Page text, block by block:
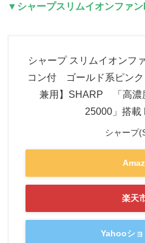
▼シャープスリムイオンファン
シャープ スリムイオンフ
コン付 ゴールド系ピン
兼用】SHARP 「高濃
25000」搭載
シャープ
楽天
Yahooシ